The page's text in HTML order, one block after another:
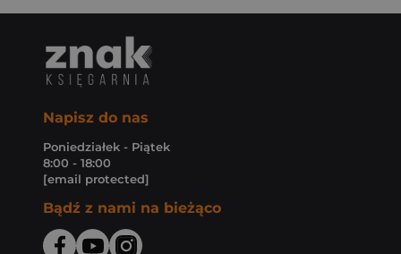
Napisz do nas
Poniedziałek - Piątek
8:00 - 18:00
[email protected]
Bądź z nami na bieżąco